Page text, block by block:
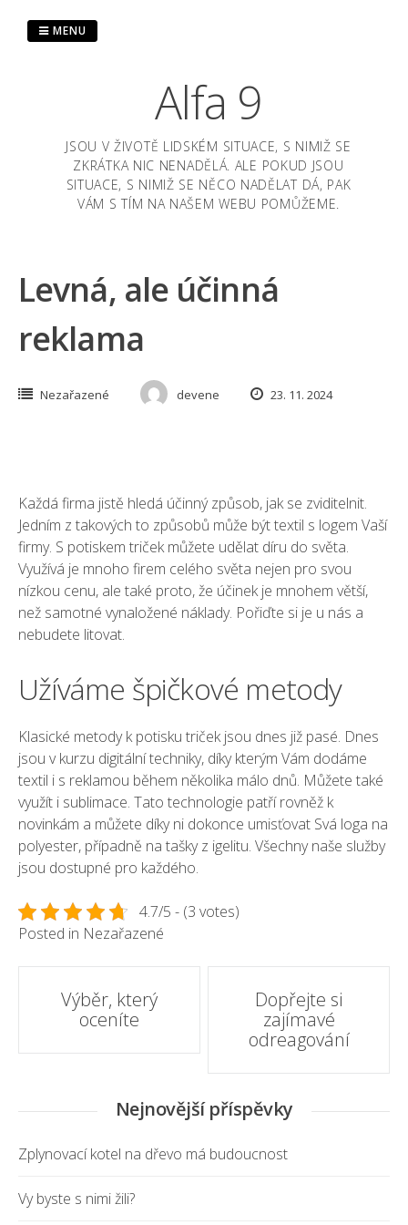
Alfa 9
JSOU V ŽIVOTĚ LIDSKÉM SITUACE, S NIMIŽ SE
ZKRÁTKA NIC NENADĚLÁ. ALE POKUD JSOU
SITUACE, S NIMIŽ SE NĚCO NADĚLAT DÁ, PAK
VÁM S TÍM NA NAŠEM WEBU POMŮŽEME.
MENU
Levná, ale účinná
reklama
Nezařazené devene 23. 11. 2024
Každá firma jistě hledá účinný způsob, jak se zviditelnit.
Jedním z takových to způsobů může být textil s logem Vaší
firmy. S potiskem tričekmůžete udělat díru do světa.
Využívá je mnoho firem celého světa nejen pro svou
nízkou cenu, ale také proto, že účinek je mnohem větší,
než samotné vynaložené náklady. Pořiďte si je u nás a
nebudete litovat.
Užíváme špičkové metody
Klasické metody k potisku triček jsou dnes již pasé. Dnes
jsou v kurzu digitální techniky, díky kterým Vám dodáme
textil i s reklamou během několika málo dnů. Můžete také
využít i sublimace. Tato technologie patří rovněž k
novinkám a můžete díky ni dokonce umisťovat Svá loga na
polyester, případně na tašky z igelitu. Všechny naše služby
jsou dostupné pro každého.
4.7/5 - (3 votes)
Posted in Nezařazené
Post
navigation
Výběr, který
oceníte
Dopřejte si
zajímavé
odreagování
Nejnovější příspěvky
Zplynovací kotel na dřevo má budoucnost
Vy byste s nimi žili?